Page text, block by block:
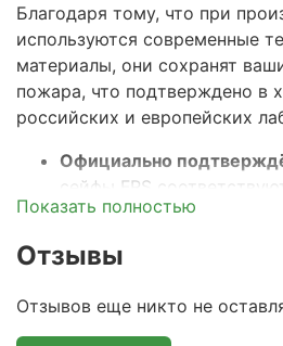
Благодаря тому, что при
используются современные
материалы, они сохранят
пожара, что подтверждено в
российских и европейских
Официально
сейфы FRS
ГОСТ Р 57384-2017), что
пожаре в течение 60
тушения стандартного
Показать полностью
Отзывы
Отзывов еще никто не